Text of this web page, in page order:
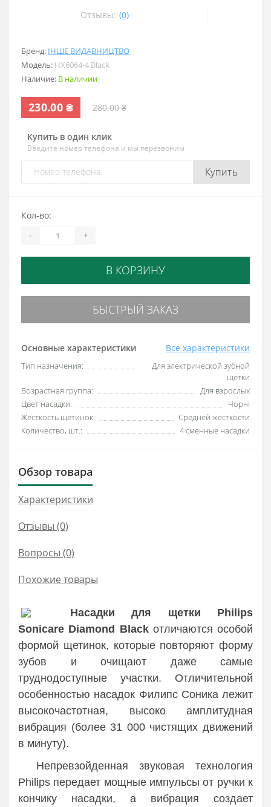
Отзывы: (0)
Бренд: ІНШЕ ВИДАВНИЦТВО
Модель: HX6064-4 Black
Наличие: В наличии
230.00 ₴ 280.00 ₴
Купить в один клик
Введите номер телефона и мы перезвоним
Купить
Основные характеристики Все характеристики
Тип назначения:
Для электрической зубной
щетки
Возрастная группа:
Для взрослых
Цвет насадки:
Чорні
Жесткость щетинок:
Средней жесткости
Количество, шт.:
4 сменные насадки
Кол-во:
- +
В КОРЗИНУ
БЫСТРЫЙ ЗАКАЗ
Обзор товара
Характеристики
Отзывы (0)
Вопросы (0)
Похожие товары
Насадки для щетки Philips
Sonicare Diamond Blackотличаются особой
формой щетинок, которые повторяют форму
зубов и очищают даже самые
труднодоступные участки. Отличительной
особенностью насадок Филипс Соника лежит
высокочастотная, высоко амплитудная
вибрация (более 31 000 чистящих движений
в минуту).
Непревзойденная звуковая технология
Philips передает мощные импульсы от ручки к
кончику насадки, а вибрация создает